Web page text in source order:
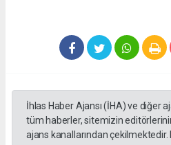
İhlas Haber Ajansı (İHA) ve diğer
tüm haberler, sitemizin
ajans kanallarından